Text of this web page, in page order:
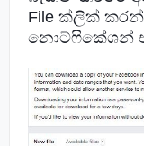
File ක්ලික්
නොට්ෆිකේශන්